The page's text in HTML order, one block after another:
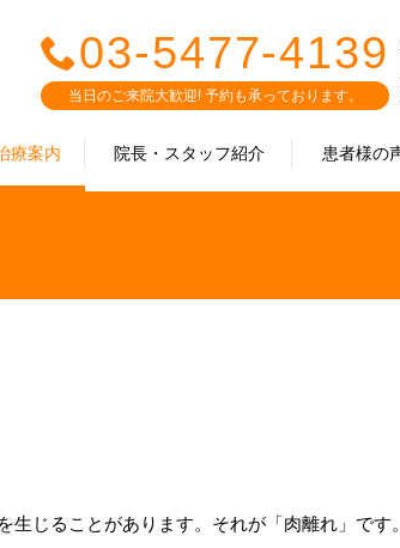
療案内 院長・スタッフ紹介 患者様の
03-5477-4139
当日のご来院大歓迎! 予約も承っております。
じることがあります。それが「肉離れ」です